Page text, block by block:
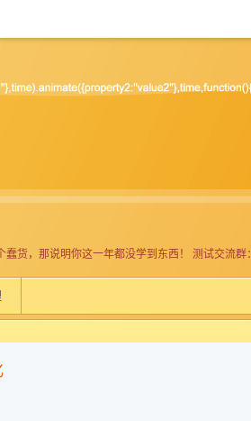
货，那说明你这一年都没学到东西！ 测试交流群：